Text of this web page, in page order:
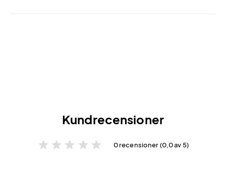
Kundrecensioner
star star star star star 0 recensioner (0,0 av 5)